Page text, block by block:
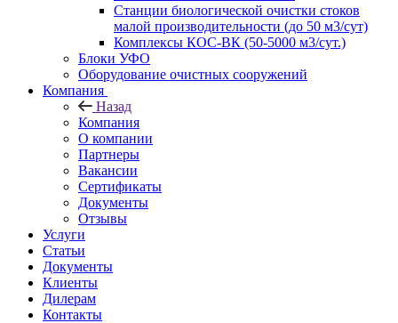
Станции биологической очистки стоков
малой производительности (до 50 м3/сут)
Комплексы КОС-ВК (50-5000 м3/сут.)
Блоки УФО
Оборудование очистных сооружений
Компания
Назад
Компания
О компании
Партнеры
Вакансии
Сертификаты
Документы
Отзывы
Услуги
Статьи
Документы
Клиенты
Дилерам
Контакты